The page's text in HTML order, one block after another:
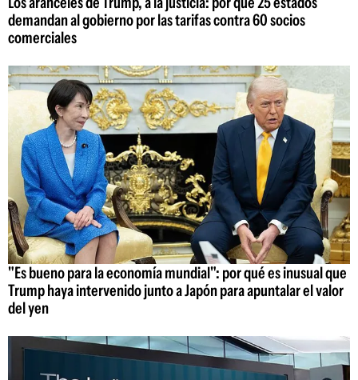
demandan al gobierno por las tarifas contra 60 socios
comerciales
"Es bueno para la economía mundial": por qué es inusual que
Trump haya intervenido junto a Japón para apuntalar el valor
del yen